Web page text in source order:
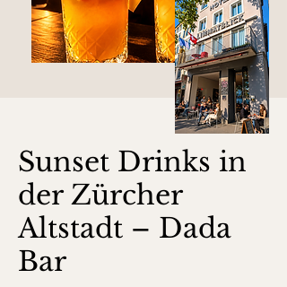
Sunset Drinks in
der Zürcher
Altstadt – Dada
Bar